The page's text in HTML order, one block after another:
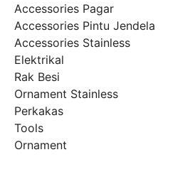
Accessories Pagar
Accessories Pintu Jendela
Accessories Stainless
Elektrikal
Rak Besi
Ornament Stainless
Perkakas
Tools
Ornament